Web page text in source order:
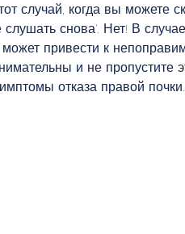
случай, когда вы можете
снова'. Нет! В
привести к
и не пропустите
отказа правой почки.